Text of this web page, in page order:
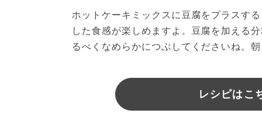
ホットケーキミックスに豆腐をプラスす
した食感が楽しめますよ。豆腐を加える
るべくなめらかにつぶしてくださいね。
レシピはこ